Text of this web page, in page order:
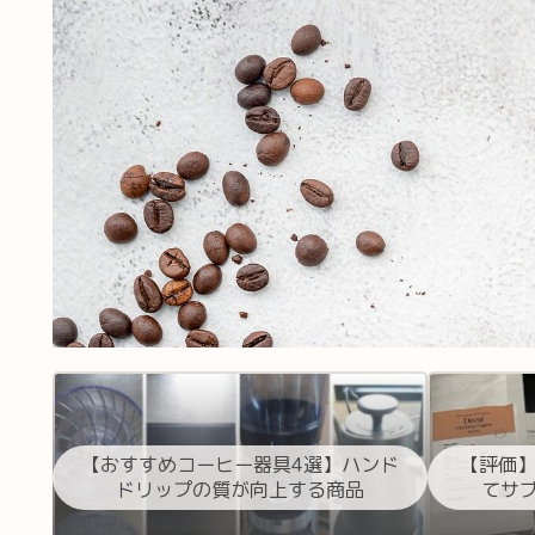
【おすすめコーヒー器具4選】ハンド
ドリップの質が向上する商品
【評価
てサ